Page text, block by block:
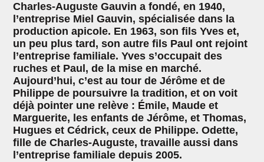
Charles-Auguste Gauvin a fondé, en 1940,
l’entreprise Miel Gauvin, spécialisée dans la
production apicole. En 1963, son fils Yves et,
un peu plus tard, son autre fils Paul ont rejoint
l’entreprise familiale. Yves s’occupait des
ruches et Paul, de la mise en marché.
Aujourd’hui, c’est au tour de Jérôme et de
Philippe de poursuivre la tradition, et on voit
déjà pointer une relève : Émile, Maude et
Marguerite, les enfants de Jérôme, et Thomas,
Hugues et Cédrick, ceux de Philippe. Odette,
fille de Charles-Auguste, travaille aussi dans
l’entreprise familiale depuis 2005.